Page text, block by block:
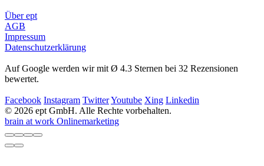
Über ept
AGB
Impressum
Datenschutzerklärung
Auf Google werden wir mit Ø 4.3 Sternen bei 32 Rezensionen
bewertet.
Facebook Instagram TwitterYoutube Xing Linkedin
© 2026 ept GmbH. Alle Rechte vorbehalten.
brain at work Onlinemarketing